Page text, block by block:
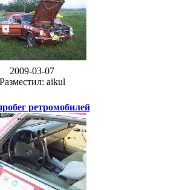
2009-03-07
Разместил: aikul
ретромобилей